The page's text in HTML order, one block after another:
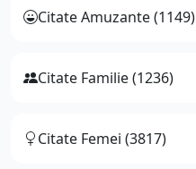
Citate Amuzante (1149)
Citate Familie (1236)
Citate Femei (3817)